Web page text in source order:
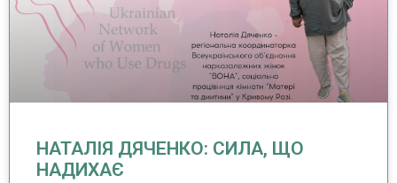
НАТАЛІЯ ДЯЧЕНКО: СИЛА, ЩО
НАДИХАЄ